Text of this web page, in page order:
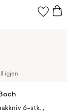
igjen
6-stk.,